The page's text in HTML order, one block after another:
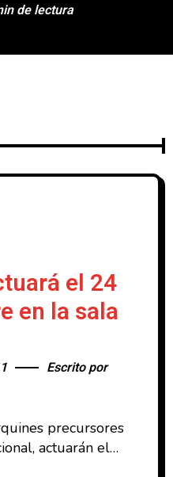
de lectura
el 24
en la sala
Escrito por
precursores
actuarán el